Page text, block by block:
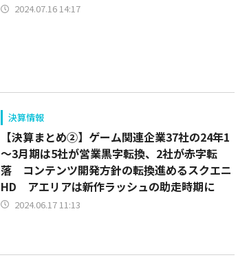
2024.07.16 14:17
決算情報
【決算まとめ②】ゲーム関連企業37社の24年1
～3月期は5社が営業黒字転換、2社が赤字転
落 コンテンツ開発方針の転換進めるスクエニ
HD アエリアは新作ラッシュの助走時期に
2024.06.17 11:13